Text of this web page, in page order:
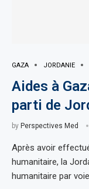
GAZA JORDANIE
Aides à
parti de
by Perspectives Med
Après avoir
humanitaire, la
humanitaire par